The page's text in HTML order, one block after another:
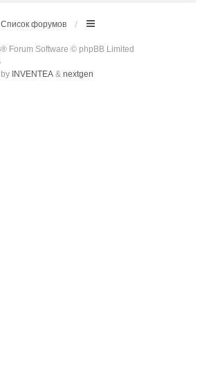
Список форумов
® Forum Software © phpBB Limited
INVENTEA & nextgen